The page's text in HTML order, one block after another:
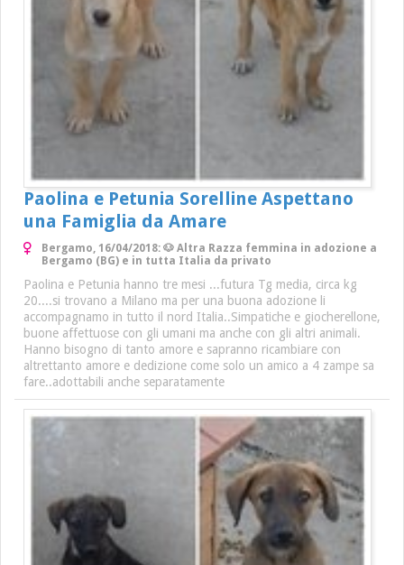
Paolina e Petunia Sorelline Aspettano
una Famiglia da Amare
Bergamo, 16/04/2018: 🐶 Altra Razza femmina in adozione a
Bergamo (BG) e in tutta Italia da privato
Paolina e Petunia hanno tre mesi ...futura Tg media, circa kg
20....si trovano a Milano ma per una buona adozione li
accompagnamo in tutto il nord Italia..Simpatiche e giocherellone,
buone affettuose con gli umani ma anche con gli altri animali.
Hanno bisogno di tanto amore e sapranno ricambiare con
altrettanto amore e dedizione come solo un amico a 4 zampe sa
fare..adottabili anche separatamente